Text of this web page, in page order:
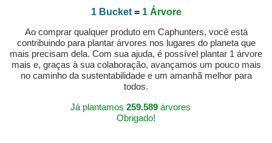
1 Bucket= 1 Árvore
Ao comprar qualquer produto em Caphunters, você está
contribuindo para plantar árvores nos lugares do planeta que
mais precisam dela. Com sua ajuda, é possível plantar 1 árvore
mais e, graças à sua colaboração, avançamos um pouco mais
no caminho da sustentabilidade e um amanhã melhor para
todos.
Já plantamos 259.589árvores
Obrigado!